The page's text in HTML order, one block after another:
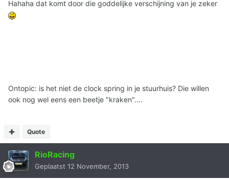
Hahaha dat komt door die goddelijke verschijning van je zeker
Ontopic: is het niet de clock spring in je stuurhuis? Die willen
ook nog wel eens een beetje "kraken"….
Quote
RioRacing
Geplaatst 12 November, 2013